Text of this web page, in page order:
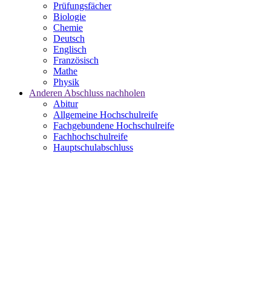
Prüfungsfächer
Biologie
Chemie
Deutsch
Englisch
Französisch
Mathe
Physik
Anderen Abschluss nachholen
Abitur
Allgemeine Hochschulreife
Fachgebundene Hochschulreife
Fachhochschulreife
Hauptschulabschluss